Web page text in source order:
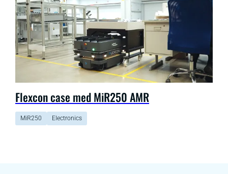
Flexcon case med MiR250 AMR
MiR250 Electronics